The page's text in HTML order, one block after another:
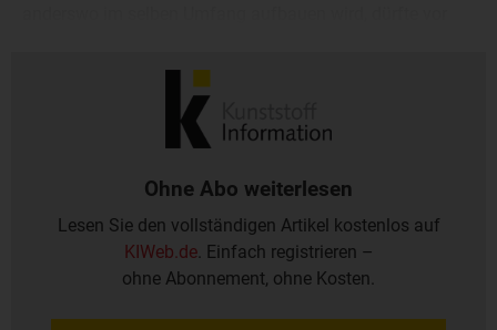
unwahrscheinlich sein.
Ohne Abo weiterlesen
Lesen Sie den vollständigen Artikel kostenlos auf
KIWeb.de. Einfach registrieren –
ohne Abonnement, ohne Kosten.